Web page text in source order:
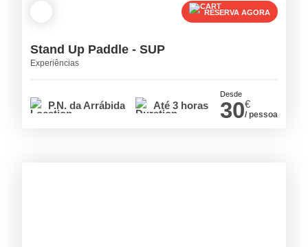
RESERVA AGORA
Stand Up Paddle - SUP
Experiências
P.N. da Arrábida Até 3 horas
Desde
30€
/ pessoa